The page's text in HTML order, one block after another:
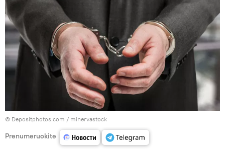
© Depositphotos.com / minervastock
Prenumeruokite